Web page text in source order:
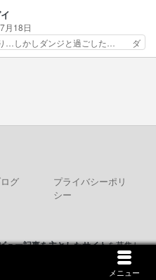
メニュー
もっと密着… LIMITかも知れな
ール… ・解決編、完全に前4話
タ…
ぎてある意味おもしろ… 胸が凄
ずっと苦痛を伴って… 祖父母に
かった。それにし… 柚子が家族
を傷つけた瑶太… 今期のアニメ
7月18日
り…しかしダンジと過ごした… ダ
サを探す？聞きたいこと… ダン
グ
プライバシーポリ
シー
ュー記事を主としたサイトを募集し